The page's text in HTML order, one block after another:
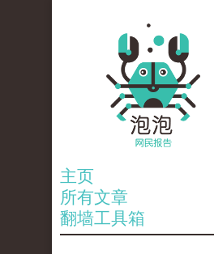
主页
所有文章
翻墙工具箱